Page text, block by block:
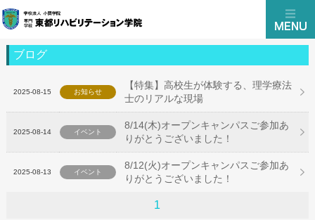
ブログ
2025-08-15 お知らせ
【特集】高校生が体験する、理学療法
士のリアルな現場
2025-08-14 イベント
8/14(木)オープンキャンパスご参加あ
りがとうございました！
2025-08-13 イベント
8/12(火)オープンキャンパスご参加あ
りがとうございました！
1